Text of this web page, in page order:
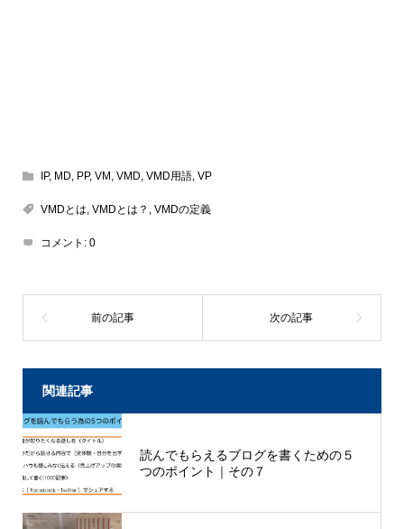
IP, MD, PP, VM , VMD, VMD用語, VP
VMDとは, VMDとは？ , VMDの定義
コメント: 0
関連記事
読んでもらえるブログを書くための５
つのポイント｜その７